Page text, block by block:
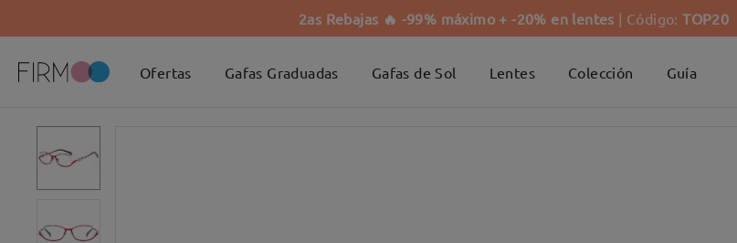
2as Rebajas 🔥 -99% máximo + -20% en lentes | Código:TOP20
Ofertas Gafas Graduadas Gafas de Sol Lentes Colección Guía